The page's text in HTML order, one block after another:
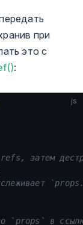
при
это с
:
js
затем
`props` в